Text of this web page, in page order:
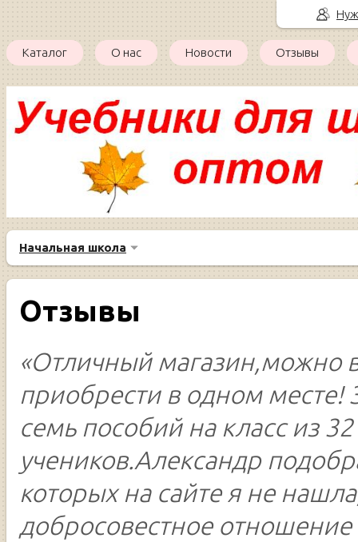
Каталог О нас Новости Отзывы
Начальная школа
Отзывы
«Отличный магазин,можно
приобрести в одном месте!
семь пособий на класс из 32
учеников.Александр
которых на сайте я не
добросовестное отношение